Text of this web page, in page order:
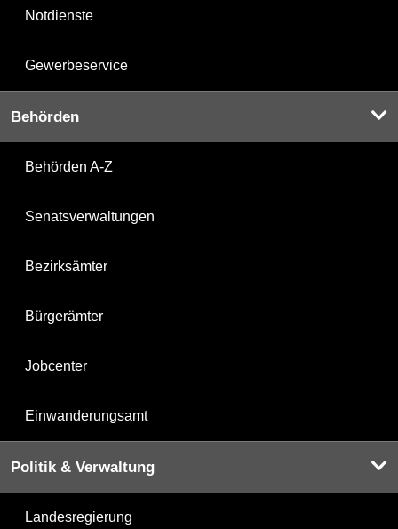
Notdienste
Gewerbeservice
Behörden
Behörden A-Z
Senatsverwaltungen
Bezirksämter
Bürgerämter
Jobcenter
Einwanderungsamt
Politik & Verwaltung
Landesregierung